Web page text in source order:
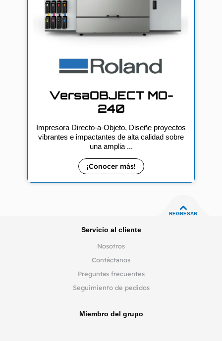
VersaOBJECT MO-
240
Impresora Directo-a-Objeto, Diseñe proyectos
vibrantes e impactantes de alta calidad sobre
una amplia ...
¡Conocer más!
REGRESAR
Servicio al cliente
Nosotros
Contáctanos
Preguntas frecuentes
Seguimiento de pedidos
Miembro del grupo